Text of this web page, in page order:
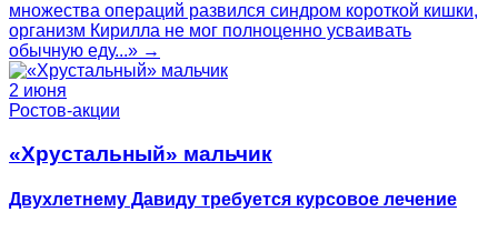
множества операций развился синдром короткой кишки,
организм Кирилла не мог полноценно усваивать
обычную еду...» →
2 июня
Ростов-акции
«Хрустальный» мальчик
Двухлетнему Давиду требуется курсовое лечение